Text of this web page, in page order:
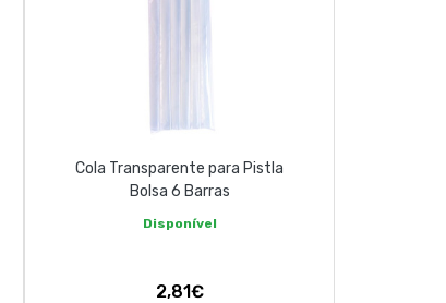
Cola Transparente para Pistla
Bolsa 6 Barras
Disponível
2,81€